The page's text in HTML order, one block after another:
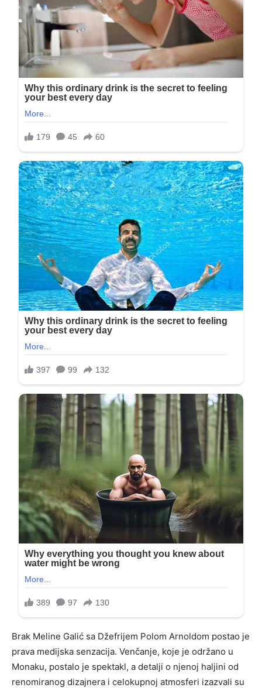
Brak Meline Galić sa Džefrijem Polom Arnoldom postao je
prava medijska senzacija. Venčanje, koje je održano u
Monaku, postalo je spektakl, a detalji o njenoj haljini od
renomiranog dizajnera i celokupnoj atmosferi izazvali su